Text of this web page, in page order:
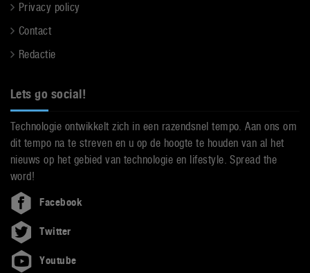
Privacy policy
Contact
Redactie
Lets go social!
Technologie ontwikkelt zich in een razendsnel tempo. Aan ons om
dit tempo na te streven en u op de hoogte te houden van al het
nieuws op het gebied van technologie en lifestyle. Spread the
word!
Facebook
Twitter
Youtube